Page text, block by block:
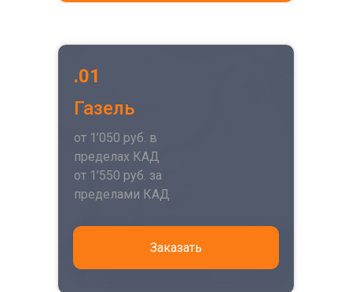
.01
Газель
от 1’050 руб. в
пределах КАД
от 1’550 руб. за
пределами КАД
Заказать